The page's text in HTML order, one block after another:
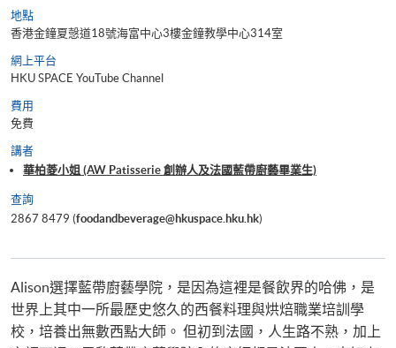
地點
香港金鐘夏愨道18號海富中心3樓金鐘教學中心314室
網上平台
HKU SPACE YouTube Channel
費用
免費
講者
華柏菱小姐 (AW Patisserie 創辦人及法國藍帶廚藝畢業生)
查詢
2867 8479 (foodandbeverage@hkuspace.hku.hk)
Alison選擇藍帶廚藝學院，是因為這裡是餐飲界的哈佛，是
世界上其中一所最歷史悠久的西餐料理與烘焙職業培訓學
校，培養出無數西點大師。 但初到法國，人生路不熟，加上